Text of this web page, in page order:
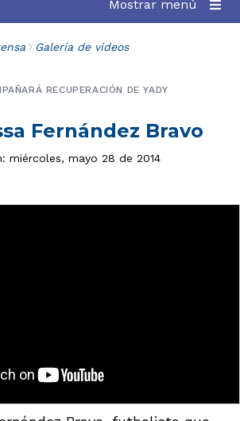
Mostrar menú
Galería de videos
Fernández Bravo
RECUPERACIÓN DE YADY
miércoles, mayo 28 de 2014